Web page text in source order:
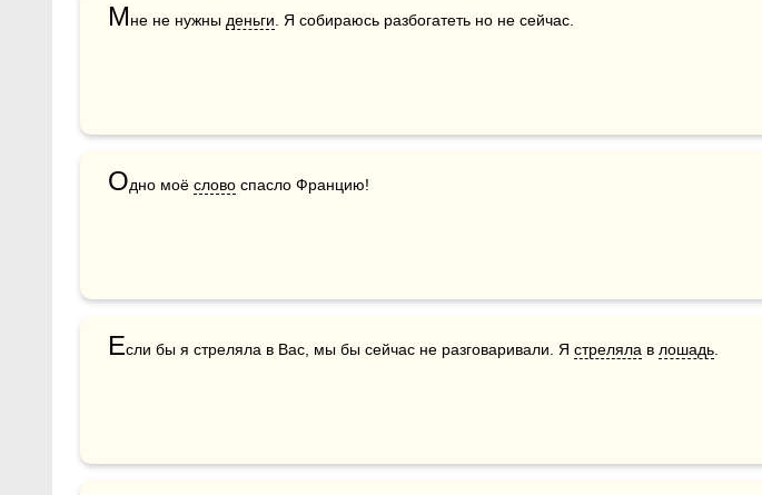
Мне не нужны деньги . Я собираюсь разбогатеть но не сейчас.
Одно моё слово спасло Францию!
Если бы я стреляла в Вас, мы бы сейчас не разговаривали. Я стреляла в лошадь